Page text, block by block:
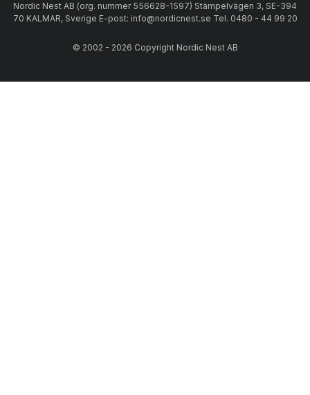
Nordic Nest AB (org. nummer 556628-1597) Stämpelvägen 3, SE-394
70 KALMAR, Sverige E-post: info@nordicnest.se Tel. 0480 - 44 99 20
© 2002 - 2026 Copyright Nordic Nest AB